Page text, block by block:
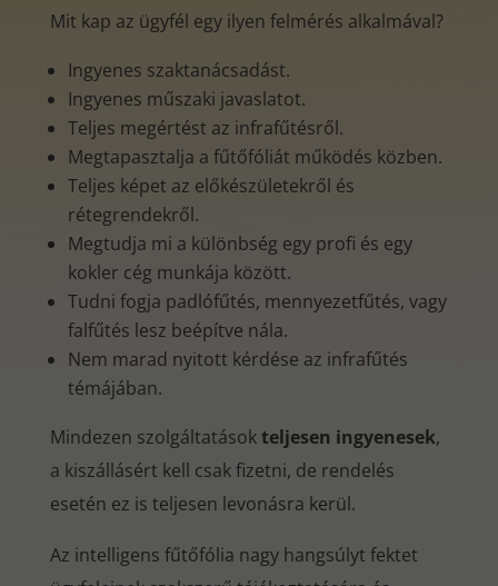
Mit kap az ügyfél egy ilyen felmérés alkalmával?
Ingyenes szaktanácsadást.
Ingyenes műszaki javaslatot.
Teljes megértést az infrafűtésről.
Megtapasztalja a fűtőfóliát működés közben.
Teljes képet az előkészületekről és
rétegrendekről.
Megtudja mi a különbség egy profi és egy
kokler cég munkája között.
Tudni fogja padlófűtés, mennyezetfűtés, vagy
falfűtés lesz beépítve nála.
Nem marad nyitott kérdése az infrafűtés
témájában.
Mindezen szolgáltatásokteljesen ingyenesek,
a kiszállásért kell csak fizetni, de rendelés
esetén ez is teljesen levonásra kerül.
Az intelligens fűtőfólia nagy hangsúlyt fektet